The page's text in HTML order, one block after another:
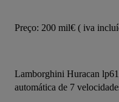
Preço: 200 mil€ ( iva
Lamborghini Huracan
automática de 7